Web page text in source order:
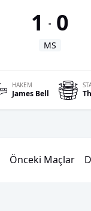
1 - 0
MS
HAKEM
James Bell
Önceki Maçlar